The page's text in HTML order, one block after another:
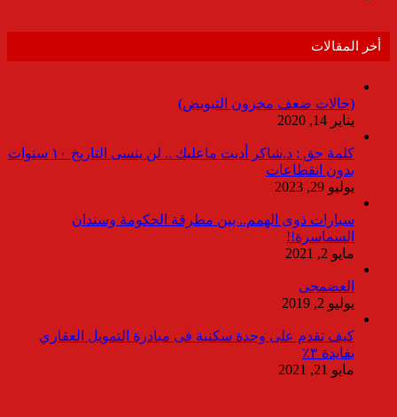
أخر المقالات
(حالات ضعف مخزون التبويض)
يناير 14, 2020
كلمة حق : د.شاكر أديت ماعليك .. لن ينسى التاريخ ١٠ سنوات
بدون انقطاعات
يوليو 29, 2023
سيارات ذوى الهمم.. بين مطرقة الحكومة وسندان
السماسرة!!
مايو 2, 2021
العضمجى
يوليو 2, 2019
كيف تقدم على وحدة سكنية فى مبادرة التمويل العقاري
بفايدة ٣٪
مايو 21, 2021